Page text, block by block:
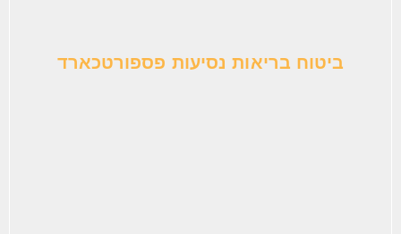
ביטוח בריאות נסיעות פספורטכארד